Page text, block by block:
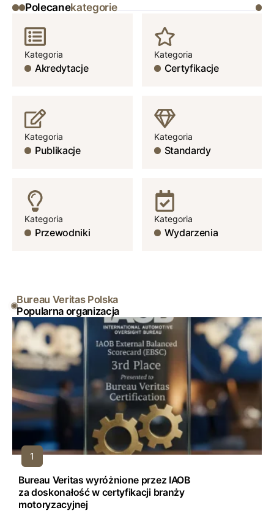
Polecanekategorie
Kategoria
Akredytacje
Kategoria
Certyfikacje
Kategoria
Publikacje
Kategoria
Standardy
Kategoria
Przewodniki
Kategoria
Wydarzenia
Popularna organizacja
Bureau Veritas Polska
Bureau Veritas wyróżnione przez IAOB
za doskonałość w certyfikacji branży
motoryzacyjnej